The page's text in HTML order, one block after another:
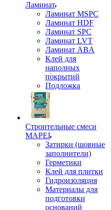
Ламинат
Ламинат MSPC
Ламинат HDF
Ламинат SPC
Ламинат LVT
Ламинат ABA
Клей для
наполных
покрытий
Подложка
Строительные смеси
MAPEI
Затирки (шовные
заполнители)
Герметики
Клей для плитки
Гидроизоляция
Материалы для
подготовки
оснований